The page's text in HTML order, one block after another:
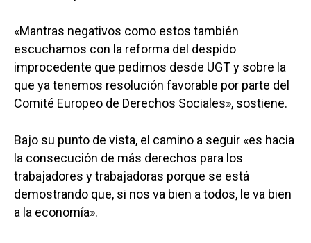
«Mantras negativos como estos también
escuchamos con la reforma del despido
improcedente que pedimos desde UGT y sobre la
que ya tenemos resolución favorable por parte del
Comité Europeo de Derechos Sociales», sostiene.
Bajo su punto de vista, el camino a seguir «es hacia
la consecución de más derechos para los
trabajadores y trabajadoras porque se está
demostrando que, si nos va bien a todos, le va bien
a la economía».